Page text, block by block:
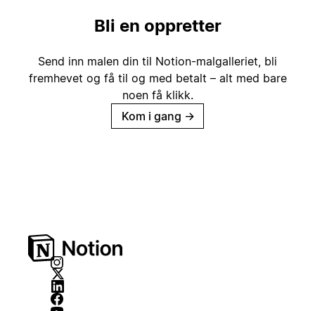
Bli en oppretter
Send inn malen din til Notion-malgalleriet, bli
fremhevet og få til og med betalt – alt med bare
noen få klikk.
Kom i gang →